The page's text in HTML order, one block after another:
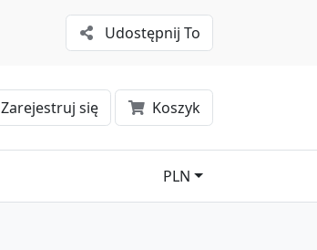
Udostępnij To
Zarejestruj się Koszyk
PLN